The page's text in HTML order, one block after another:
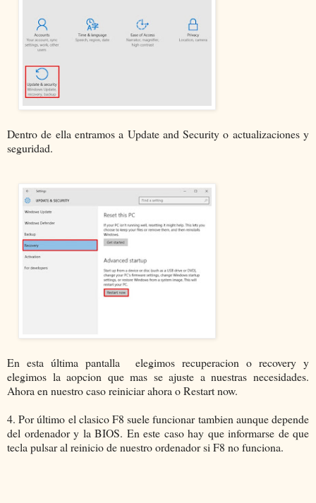
Dentro de ella entramos a Update and Security o actualizaciones y
seguridad.
En esta última pantalla elegimos recuperacion o recovery y
elegimos la aopcion que mas se ajuste a nuestras necesidades.
Ahora en nuestro caso reiniciar ahora o Restart now.
4. Por último el clasico F8 suele funcionar tambien aunque depende
del ordenador y la BIOS. En este caso hay que informarse de que
tecla pulsar al reinicio de nuestro ordenador si F8 no funciona.